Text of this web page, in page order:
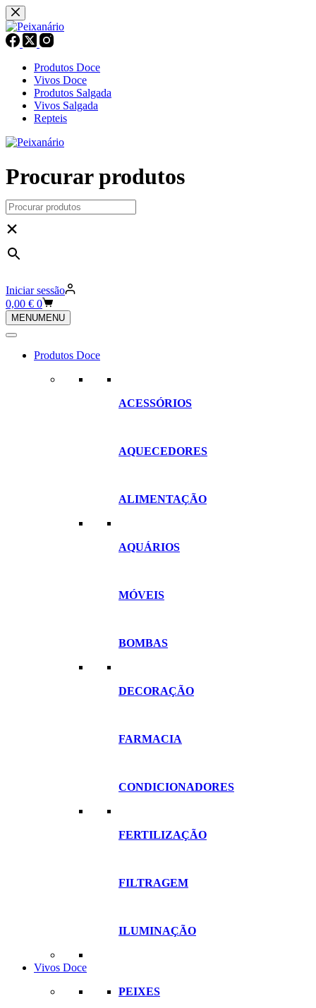
Pular
para
o
conteúdo
Produtos Doce
Vivos Doce
Produtos Salgada
Vivos Salgada
Repteis
Procurar produtos
×
Iniciar sessão
Carrinho
de
compras
0,00 € 0
MENUMENU
Produtos Doce
ACESSÓRIOS
AQUECEDORES
ALIMENTAÇÃO
AQUÁRIOS
MÓVEIS
BOMBAS
DECORAÇÃO
FARMACIA
CONDICIONADORES
FERTILIZAÇÃO
FILTRAGEM
ILUMINAÇÃO
Vivos Doce
PEIXES